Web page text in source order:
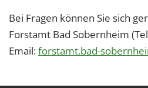
Bei Fragen können Sie sich
Forstamt Bad Sobernheim
Email:forstamt.bad-